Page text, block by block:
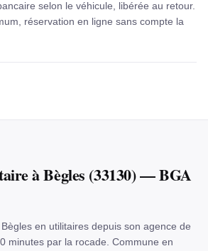
selon le véhicule, libérée au retour.
réservation en ligne sans compte la
àBègles (33130) — BGA
en utilitaires depuis son agence de
minutes par la rocade. Commune en